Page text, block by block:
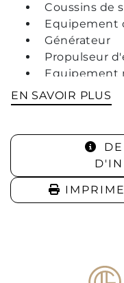
Coussins de
Equipement
Générateur
Propulseur
Equipement
2
Douche
EN SAVOIR PLUS